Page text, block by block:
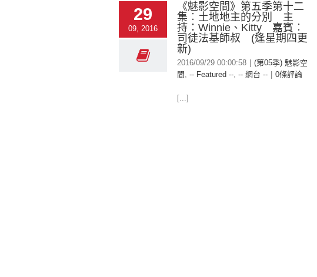
29
09, 2016
《魅影空間》第五季第十二
集︰土地地主的分別 主
持：Winnie、Kitty 嘉賓︰
司徒法基師叔 (逢星期四更
新)
2016/09/29 00:00:58
(第05季) 魅影空
間 , -- Featured --, -- 網台 -- 0條評論
[...]